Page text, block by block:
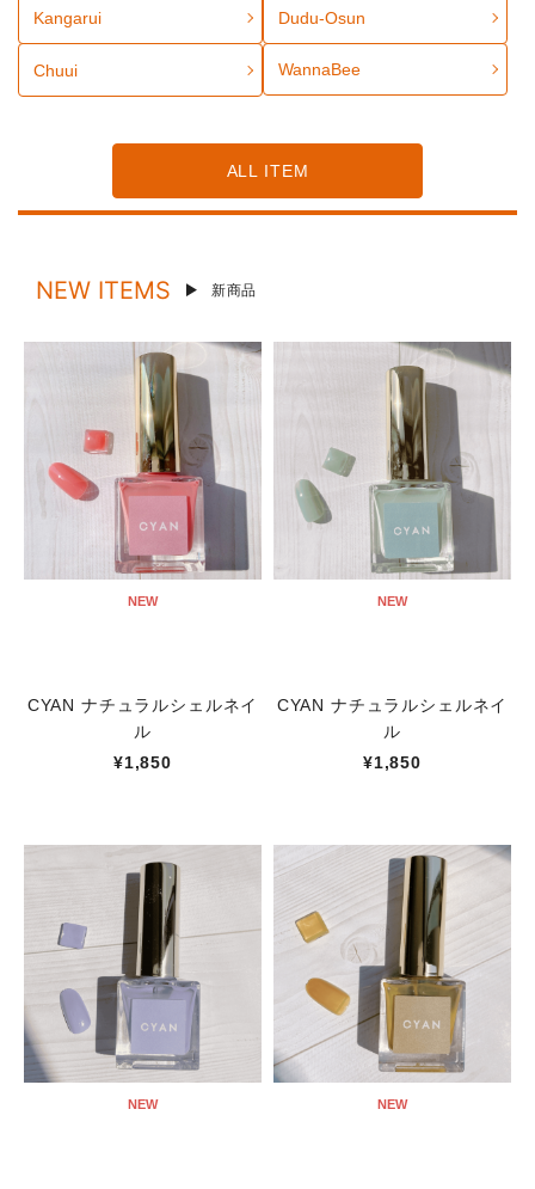
Kangarui Dudu-Osun
Chuui WannaBee
ALL ITEM
NEW ITEMS 新商品
NEW
CYAN ナチュラルシェルネイ
ル
¥1,850
NEW
CYAN ナチュラルシェルネイ
ル
¥1,850
NEW NEW